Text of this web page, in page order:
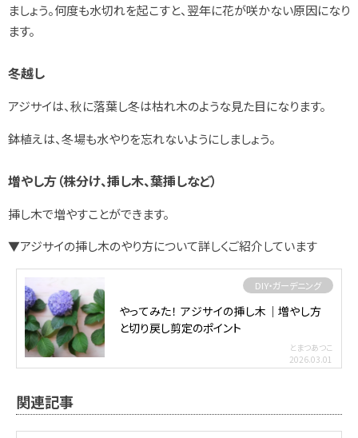
ましょう。何度も水切れを起こすと、翌年に花が咲かない原因になり
ます。
冬越し
アジサイは、秋に落葉し冬は枯れ木のような見た目になります。
鉢植えは、冬場も水やりを忘れないようにしましょう。
増やし方（株分け、挿し木、葉挿しなど）
挿し木で増やすことができます。
▼アジサイの挿し木のやり方について詳しくご紹介しています
DIY・ガーデニング
やってみた！ アジサイの挿し木｜増やし方
と切り戻し剪定のポイント
とまつあつこ
2026.03.01
関連記事